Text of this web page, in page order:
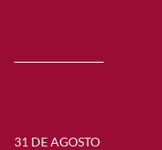
31 DE AGOSTO